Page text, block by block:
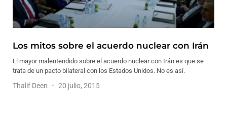
Los mitos sobre el acuerdo nuclear con Irán
El mayor malentendido sobre el acuerdo nuclear con Irán es que se
trata de un pacto bilateral con los Estados Unidos. No es así.
Thalif Deen 20 julio, 2015